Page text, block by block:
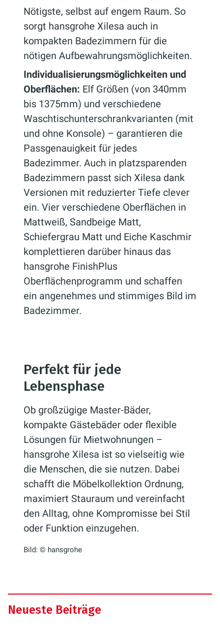
Nötigste, selbst auf engem Raum. So
sorgt hansgrohe Xilesa auch in
kompakten Badezimmern für die
nötigen Aufbewahrungsmöglichkeiten.
Individualisierungsmöglichkeiten und
Oberflächen: Elf Größen (von 340mm
bis 1375mm) und verschiedene
Waschtischunterschrankvarianten (mit
und ohne Konsole) – garantieren die
Passgenauigkeit für jedes
Badezimmer. Auch in platzsparenden
Badezimmern passt sich Xilesa dank
Versionen mit reduzierter Tiefe clever
ein. Vier verschiedene Oberflächen in
Mattweiß, Sandbeige Matt,
Schiefergrau Matt und Eiche Kaschmir
komplettieren darüber hinaus das
hansgrohe FinishPlus
Oberflächenprogramm und schaffen
ein angenehmes und stimmiges Bild im
Badezimmer.
Perfekt für jede
Lebensphase
Ob großzügige Master-Bäder,
kompakte Gästebäder oder flexible
Lösungen für Mietwohnungen –
hansgrohe Xilesa ist so vielseitig wie
die Menschen, die sie nutzen. Dabei
schafft die Möbelkollektion Ordnung,
maximiert Stauraum und vereinfacht
den Alltag, ohne Kompromisse bei Stil
oder Funktion einzugehen.
Bild: © hansgrohe
Neueste Beiträge